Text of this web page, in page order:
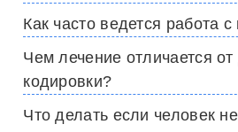
Как часто ведется работа
Чем лечение отличается от
кодировки?
Что делать если человек